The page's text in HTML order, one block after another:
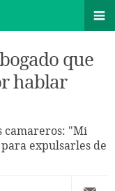
que
hablar
camareros: "Mi
expulsarles de